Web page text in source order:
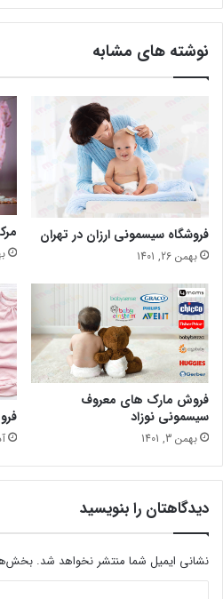
نوشته های مشابه
فروشگاه سیسمونی ارزان در تهران
بهمن 26, 1401
فروش مارک های معروف
سیسمونی نوزاد
بهمن 3, 1401
دیدگاهتان را بنویسید
نشانی ایمیل شما منتشر نخواهد شد.